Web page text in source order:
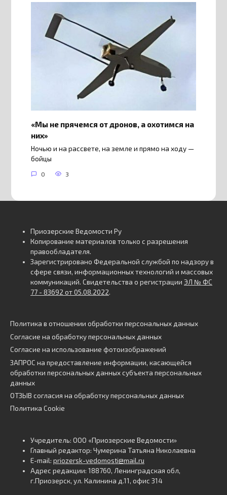
«Мы не прячемся от дронов, а охотимся на
них»
Ночью и на рассвете, на земле и прямо на ходу —
бойцы
0 3
Приозерские Ведомости Ру
Копирование материалов только с разрешения
правообладателя.
Зарегистрировано Федеральной службой по надзору в
сфере связи, информационных технологий и массовых
коммуникаций. Свидетельства о регистрации ЭЛ № ФС
77 - 83692 от 05.08.2022.
Политика в отношении обработки персональных данных
Согласие на обработку персональных данных
Согласие на использование фотоизображений
ЗАПРОС на предоставление информации, касающейся
обработки персональных данных субъекта персональных
данных
ОТЗЫВ согласия на обработку персональных данных
Политика Cookie
Учредитель: ООО «Приозерские Ведомости»
Главный редактор: Чумерина Татьяна Николаевна
E-mail: priozersk-vedomosti@mail.ru
Адрес редакции: 188760, Ленинградская обл,
г.Приозерск, ул. Калинина д.11, офис 314